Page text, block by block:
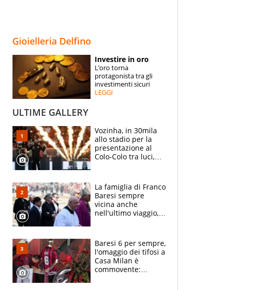
ESPERTI
CONTATTI
Gioielleria Delfino
Investire in oro
L’oro torna
protagonista tra gli
investimenti sicuri
LEGGI
ULTIME GALLERY
Vozinha, in 30mila
allo stadio per la
presentazione al
Colo-Colo tra luci,
La famiglia di Franco
Baresi sempre
vicina anche
nell'ultimo viaggio,
circondati
dall'affetto dei tifosi
Baresi 6 per sempre,
l'omaggio dei tifosi a
Casa Milan è
commovente: